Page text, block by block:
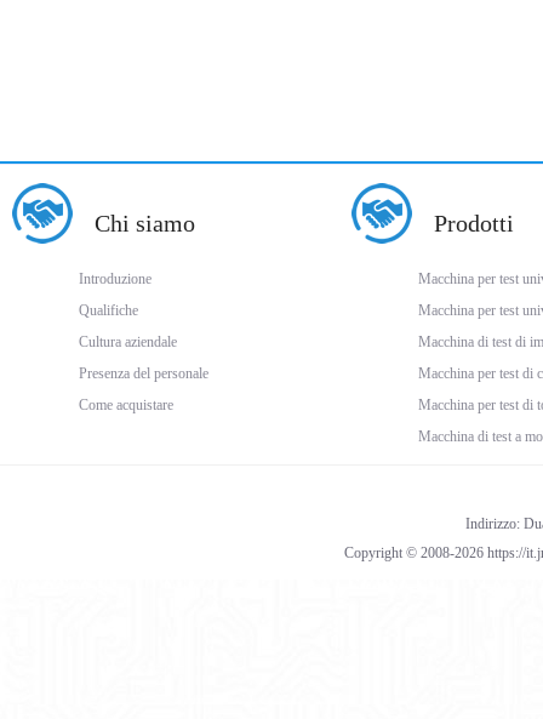
Chi siamo
Introduzione
Qualifiche
Cultura aziendale
Presenza del personale
Come acquistare
Prodotti
Macchina per test
Macchina per test
Macchina di test di
Macchina per test di
Macchina per test di
Macchina di test a
Indirizzo:
Copyright © 2008-2026 https://